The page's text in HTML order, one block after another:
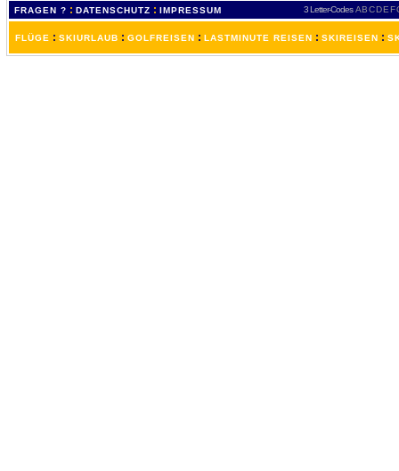
FRAGEN ? : DATENSCHUTZ : IMPRESSUM 3 Letter-Codes ABCDEF
FLÜGE : SKIURLAUB : GOLFREISEN : LASTMINUTE REISEN : SKIREISEN :